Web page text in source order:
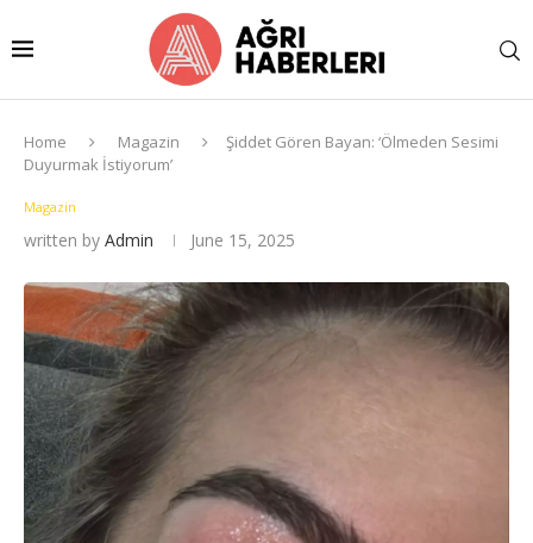
Home Magazin
Şiddet Gören Bayan: ‘Ölmeden Sesimi
Duyurmak İstiyorum’
Magazin
written by Admin June 15, 2025